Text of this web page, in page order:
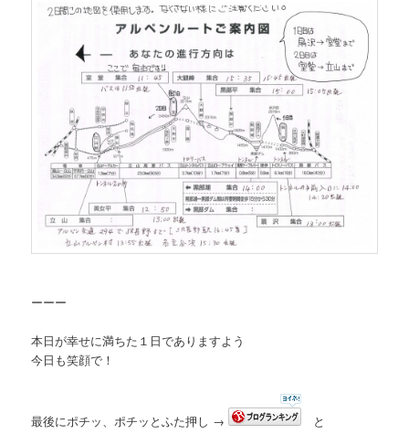
ーーー
本日が幸せに満ちた１日でありますよう
今日も笑顔で！
最後にポチッ、ポチッとふた押し → と